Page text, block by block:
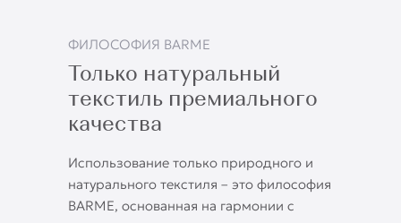
ФИЛОСОФИЯ BARME
Только натуральный
текстиль премиального
качества
Использование только природного и
натурального текстиля – это философия
BARME, основанная на гармонии с